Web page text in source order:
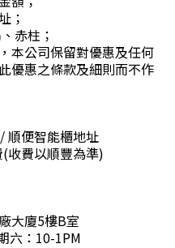
；
赤柱；
本公司保留對優惠及任何
優惠之條款及細則而不作
順便智能櫃地址
(收費以順豐為準)
大廈5樓B室
六：10-1PM